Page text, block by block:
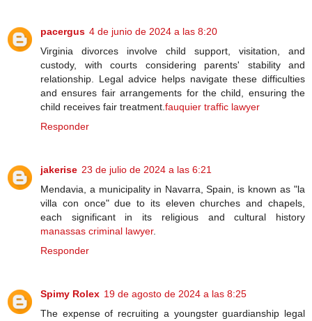
pacergus 4 de junio de 2024 a las 8:20
Virginia divorces involve child support, visitation, and
custody, with courts considering parents' stability and
relationship. Legal advice helps navigate these difficulties
and ensures fair arrangements for the child, ensuring the
child receives fair treatment.fauquier traffic lawyer
Responder
jakerise 23 de julio de 2024 a las 6:21
Mendavia, a municipality in Navarra, Spain, is known as "la
villa con once" due to its eleven churches and chapels,
each significant in its religious and cultural history
manassas criminal lawyer.
Responder
Spimy Rolex 19 de agosto de 2024 a las 8:25
The expense of recruiting a youngster guardianship legal